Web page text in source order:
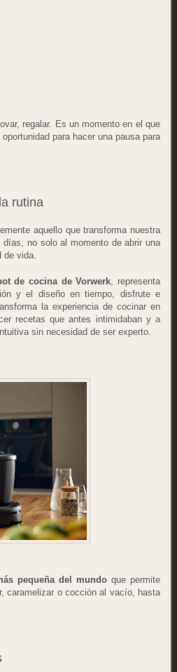
regalar. Es un momento en el que
para hacer una pausa para
rutina
aquello que transforma nuestra
no solo al momento de abrir una
vida.
de cocina de Vorwerk, representa
y el diseño en tiempo, disfrute e
la experiencia de cocinar en
recetas que antes intimidaban y a
sin necesidad de ser experto.
pequeña del mundoque permite
caramelizar o cocción al vacío, hasta